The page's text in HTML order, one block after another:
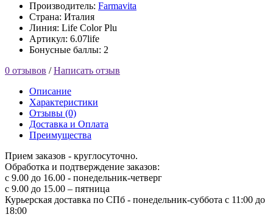
Производитель: Farmavita
Страна: Италия
Линия: Life Color Plu
Артикул: 6.07life
Бонусные баллы: 2
0 отзывов /Написать отзыв
Описание
Характеристики
Отзывы (0)
Доставка и Оплата
Преимущества
Прием заказов - круглосуточно.
Обработка и подтверждение заказов:
с 9.00 до 16.00 - понедельник-четверг
с 9.00 до 15.00 – пятница
Курьерская доставка по СПб - понедельник-суббота с 11:00 до
18:00